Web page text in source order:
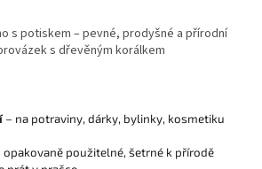
s potiskem – pevné, prodyšné a přírodní
s dřevěným korálkem
– na potraviny, dárky, bylinky, kosmetiku
opakovaně použitelné, šetrné k přírodě